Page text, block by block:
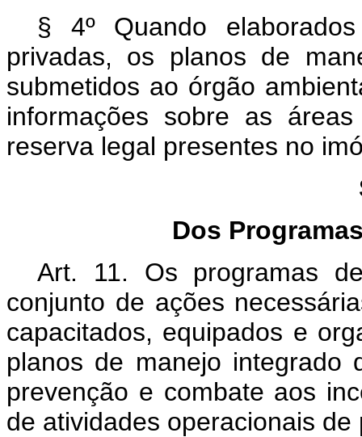
§ 4º Quando
privadas, os planos de
submetidos ao órgão
informações sobre as
reserva legal presentes no
Dos
Art. 11.
Os programas
conjunto de ações
capacitados, equipados e
planos de manejo integrado
prevenção e combate aos
de atividades operacionais